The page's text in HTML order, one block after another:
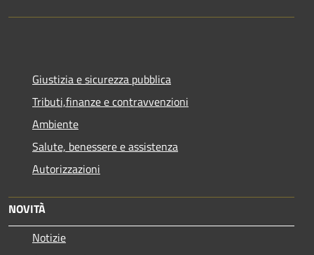
Giustizia e sicurezza pubblica
Tributi,finanze e contravvenzioni
Ambiente
Salute, benessere e assistenza
Autorizzazioni
NOVITÀ
Notizie